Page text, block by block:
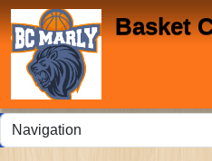
Basket
Panneau de gestion des cookies